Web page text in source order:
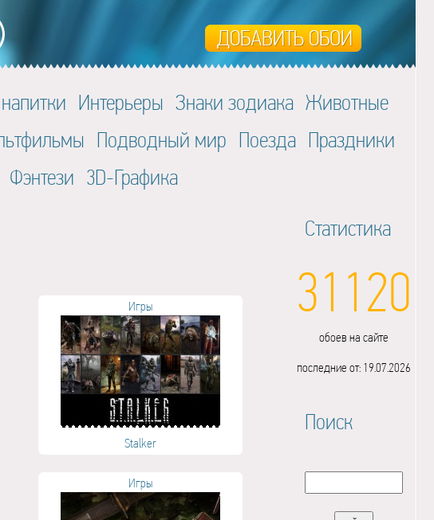
Интерьеры Знаки зодиака Животные
Подводный мир Поезда Праздники
Фэнтези 3D-Графика
Игры
Stalker
Игры
Статистика
31120
обоев на сайте
последние от: 19.07.2026
Поиск